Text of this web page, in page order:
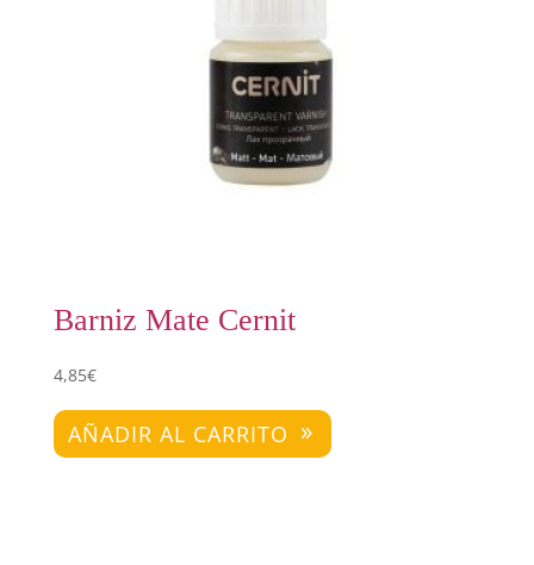
Barniz Mate Cernit
4,85€
AÑADIR AL CARRITO